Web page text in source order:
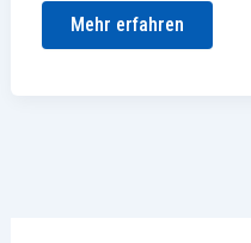
Mehr erfahren